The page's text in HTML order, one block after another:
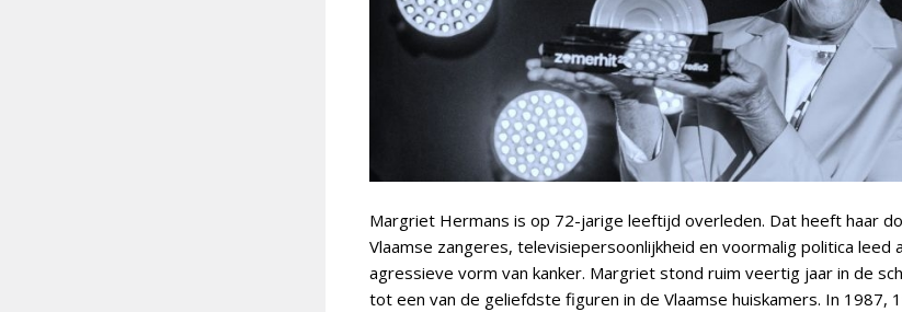
Margriet Hermans is op 72-jarige leeftijd overleden. Dat heeft haar
Vlaamse zangeres, televisiepersoonlijkheid en voormalig politica leed
agressieve vorm van kanker. Margriet stond ruim veertig jaar in de
tot een van de geliefdste figuren in de Vlaamse huiskamers. In 1987,